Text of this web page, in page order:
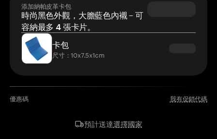
添加納帕皮革卡包
時尚黑色外觀，大膽藍色內襯 – 可
容納最多 4 張卡片。
卡包
尺寸：10x7.5x1cm
優惠碼 我有促銷代碼
預計送達選擇國家